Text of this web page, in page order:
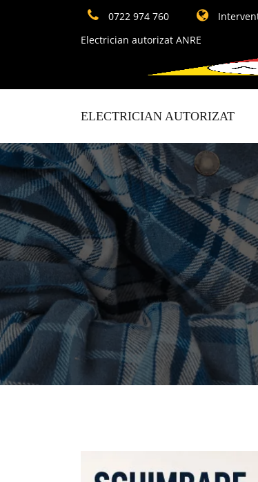
0722 974 760
Electrician autorizat ANRE
ELECTRICIAN AUTORIZAT